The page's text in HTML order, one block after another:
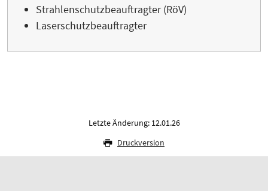
Strahlenschutzbeauftragter (RöV)
Laserschutzbeauftragter
Letzte Änderung: 12.01.26
Druckversion